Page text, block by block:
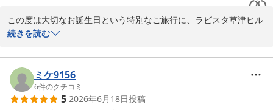
この度は大切なお誕生日という特別なご旅行に、ラビスタ草津ヒル
ズをお選びいただき、誠にありがとうございます。
より、お連れ様にもお喜びいただき、素敵な一日をお過ごしいただ
けたと伺い、スタッフ一同大変嬉しく拝読いたしました。
お客様の大切な記念日のお手伝いができましたことを光栄に思って
おります。
続きを読む
ミケ9156
6件のクチコミ
5 2026年6月18日投稿